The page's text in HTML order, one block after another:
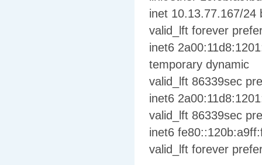
inet 10.13.77.167/24
valid_lft forever
inet6
temporary dynamic
valid_lft 86339sec
inet6
valid_lft 86339sec
inet6
valid_lft forever